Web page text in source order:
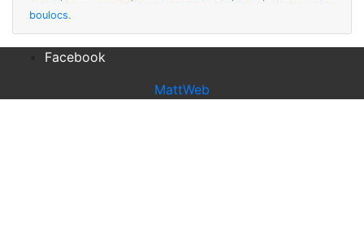
boulocs.
Facebook
MattWeb